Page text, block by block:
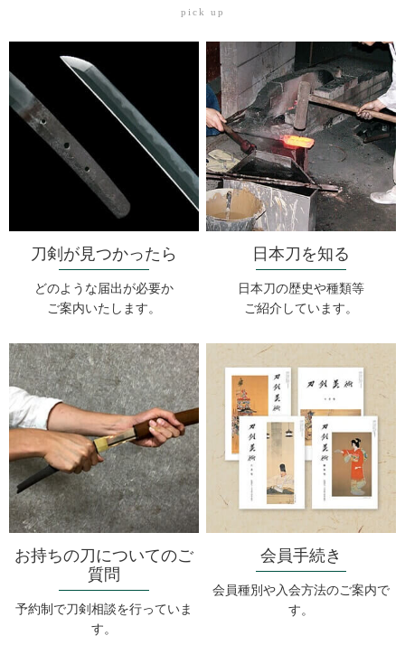
pick up
刀剣が見つかったら
どのような届出が必要か
ご案内いたします。
日本刀を知る
日本刀の歴史や種類等
ご紹介しています。
お持ちの刀についてのご
質問
予約制で刀剣相談を行っていま
す。
会員手続き
会員種別や入会方法のご案内で
す。